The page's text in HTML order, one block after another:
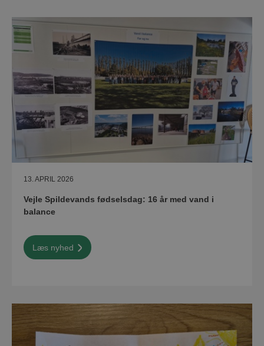
13. APRIL 2026
Vejle Spildevands fødselsdag: 16 år med vand i
balance
Læs nyhed